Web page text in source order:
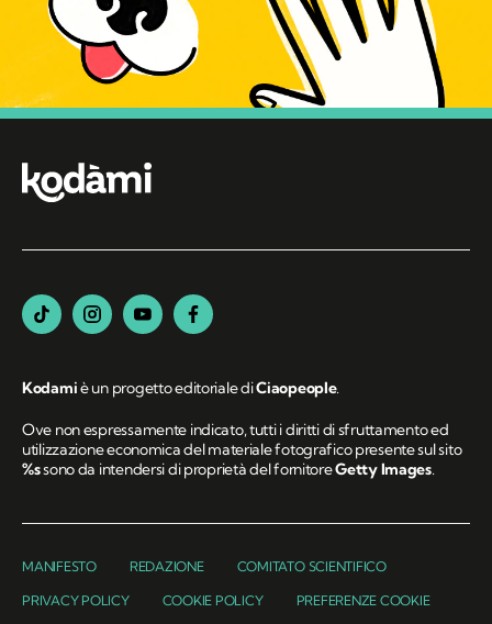
Kodamiè un progetto editoriale diCiaopeople.
Ove non espressamente indicato, tutti i diritti di sfruttamento ed
utilizzazione economica del materiale fotografico presente sul sito
%ssono da intendersi di proprietà del fornitoreGetty Images.
MANIFESTO REDAZIONE COMITATO SCIENTIFICO
PRIVACY POLICY COOKIE POLICY PREFERENZE COOKIE